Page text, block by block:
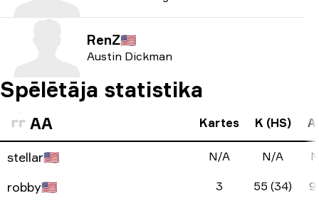
RenZ🇺🇸
Austin Dickman
Spēlētāja statistika
AA Kartes K (HS) A
stellar🇺🇸 N/A N/A
robby🇺🇸 3 55 (34) 9